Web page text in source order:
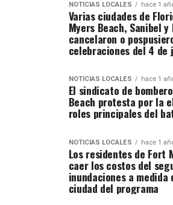
NOTICIAS LOCALES hace 1
Varias ciudades de
Myers Beach, Sanibel
cancelaron o
celebraciones del 4 de
NOTICIAS LOCALES hace 1
El sindicato de
Beach protesta por la
roles principales del
NOTICIAS LOCALES hace 1
Los residentes de Fort
caer los costos del
inundaciones a medida
ciudad del programa